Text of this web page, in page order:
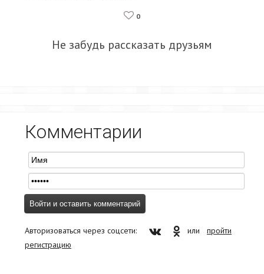
0
Не забудь рассказать друзьям
Комментарии
Авторизоваться через соцсети: или пройти
регистрацию